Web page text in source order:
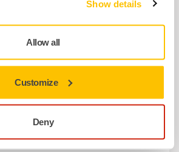
Show details
Allow all
Customize
Deny
mediană simplă pentru
mediană a căruciorului modular
secțiunea mediană cu
electrice pentru Modular
Mirka®